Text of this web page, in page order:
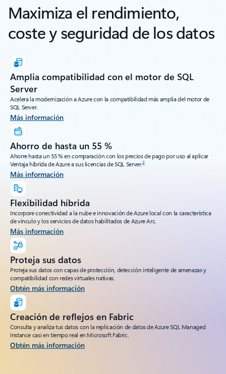
Maximiza el rendimiento,
coste y seguridad de los datos
Amplia compatibilidad con el motor de SQL
Server
Acelera la modernización a Azure con la compatibilidad más amplia del motor de
SQL Server.
Más información
Ahorro de hasta un 55 %
Ahorre hasta un 55 % en comparación con los precios de pago por uso al aplicar
Ventaja híbrida de Azure a sus licencias de SQL Server.2
Más información
Flexibilidad híbrida
Incorpore conectividad a la nube e innovación de Azure local con la característica
de vínculo y los servicios de datos habilitados de Azure Arc.
Más información
Proteja sus datos
Proteja sus datos con capas de protección, detección inteligente de amenazas y
compatibilidad con redes virtuales nativas.
Obtén más información
Creación de reflejos en Fabric
Consulta y analiza tus datos con la replicación de datos de Azure SQL Managed
Instance casi en tiempo real en Microsoft Fabric.
Obtén más información